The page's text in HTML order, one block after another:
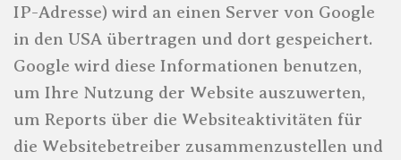
IP-Adresse) wird an einen Server von Google
in den USA übertragen und dort gespeichert.
Google wird diese Informationen benutzen,
um Ihre Nutzung der Website auszuwerten,
um Reports über die Websiteaktivitäten für
die Websitebetreiber zusammenzustellen und